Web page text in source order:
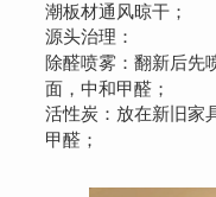
潮板材通风晾干；
源头治理：
除醛喷雾：翻新后先
面，中和甲醛；
活性炭：放在新旧家
甲醛；